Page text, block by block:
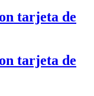
tarjeta de
tarjeta de